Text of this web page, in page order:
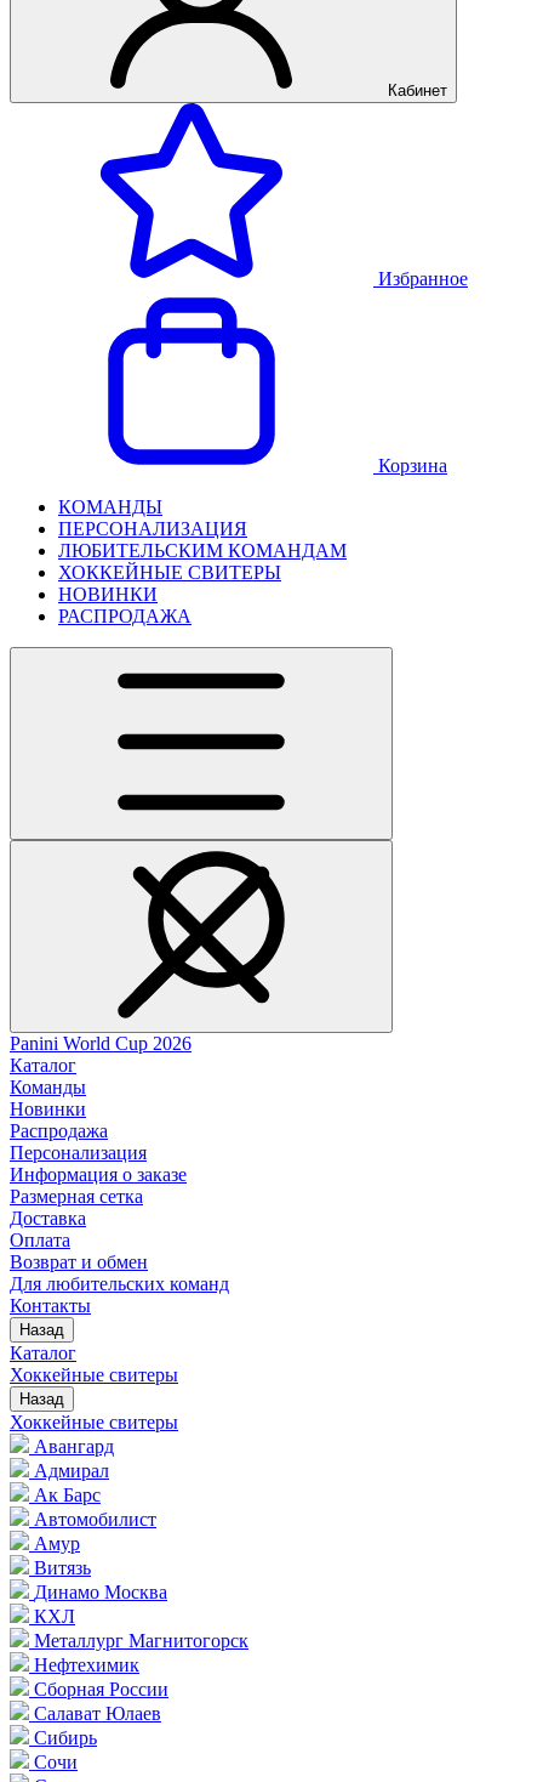
Кабинет
Избранное
Корзина
КОМАНДЫ
ПЕРСОНАЛИЗАЦИЯ
ЛЮБИТЕЛЬСКИМ КОМАНДАМ
ХОККЕЙНЫЕ СВИТЕРЫ
НОВИНКИ
РАСПРОДАЖА
Panini World Cup 2026
Каталог
Команды
Новинки
Распродажа
Персонализация
Информация о заказе
Размерная сетка
Доставка
Оплата
Возврат и обмен
Для любительских команд
Контакты
Назад
Каталог
Хоккейные свитеры
Назад
Хоккейные свитеры
Авангард
Адмирал
Ак Барс
Автомобилист
Амур
Витязь
Динамо Москва
КХЛ
Металлург Магнитогорск
Нефтехимик
Сборная России
Салават Юлаев
Сибирь
Сочи